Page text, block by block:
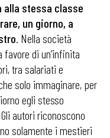
alla stessa classe
un giorno, a
. Nella società
di un’infinita
tra salariati e
solo immaginare, per
egli stesso
autori riconoscono
solamente i mestieri